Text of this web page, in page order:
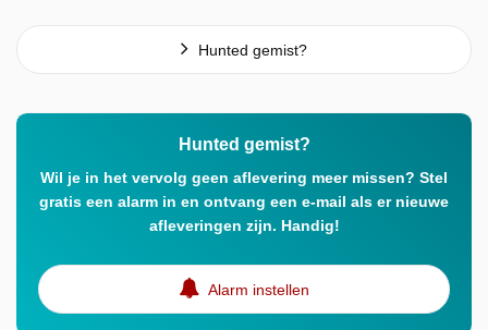
Hunted gemist?
Hunted gemist?
Wil je in het vervolg geen aflevering meer missen? Stel
gratis een alarm in en ontvang een e-mail als er nieuwe
afleveringen zijn. Handig!
Alarm instellen